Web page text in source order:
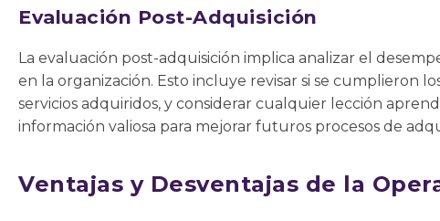
Evaluación Post-Adquisición
La evaluación post-adquisición implica analizar el
en la organización. Esto incluye revisar si se cumplieron
servicios adquiridos, y considerar cualquier lección
información valiosa para mejorar futuros procesos de
Ventajas y Desventajas de la